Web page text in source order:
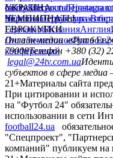
сайтуКонтактыПравила
политикаСтруктура
facebookxyoutubeinstagram
УКРАИНА
УкраинаПервая лига
ЧЕМПИОНАТЫ
ГерманияИспанияАнглия
ЕВРОКУБКИ
Лига чемпионовЛига
конференций
Онлайн-медиа «Футбол
79008Телефон +380 (32)
legal@24tv.com.ua
субъектов в сфере медиа
21+Материалы сайта
При цитировании и
на "Футбол 24"
использовании в сети
football24.ua
"Спецпроект",
компаний" публикуем на